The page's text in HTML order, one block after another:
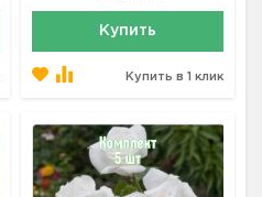
Купить
Купить в 1 клик